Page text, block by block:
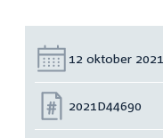
Datum:
12 oktober 2021
Nummer:
2021D44690